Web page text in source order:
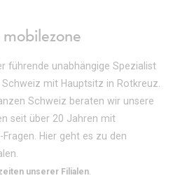
führende unabhängige Spezialist
mit Hauptsitz in Rotkreuz.
Schweiz beraten wir unsere
seit über 20 Jahren mit
Hier geht es zu den
unserer Filialen.